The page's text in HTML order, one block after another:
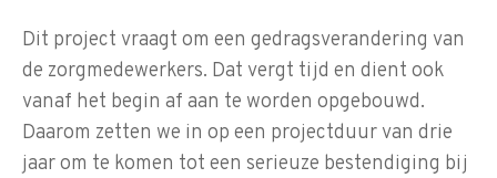
Dit project vraagt om een gedragsverandering van
de zorgmedewerkers. Dat vergt tijd en dient ook
vanaf het begin af aan te worden opgebouwd.
Daarom zetten we in op een projectduur van drie
jaar om te komen tot een serieuze bestendiging bij